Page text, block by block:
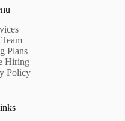
Plans
Hiring
Policy